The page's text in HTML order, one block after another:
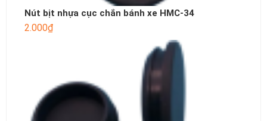
Nút bịt nhựa cục chắn bánh xe HMC-34
2.000₫